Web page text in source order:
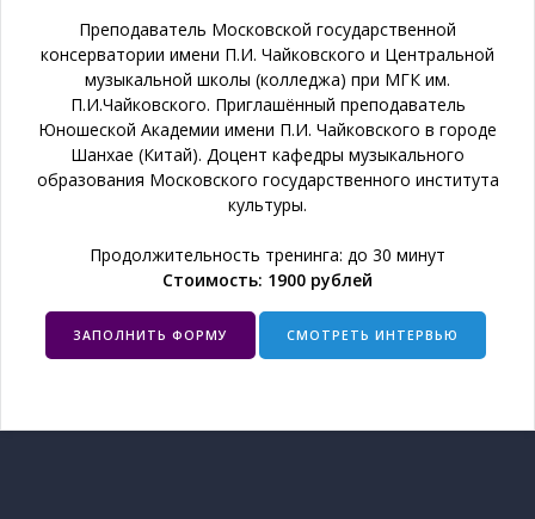
Преподаватель Московской государственной
консерватории имени П.И. Чайковского и Центральной
музыкальной школы (колледжа) при МГК им.
П.И.Чайковского. Приглашённый преподаватель
Юношеской Академии имени П.И. Чайковского в городе
Шанхае (Китай). Доцент кафедры музыкального
образования Московского государственного института
культуры.
Продолжительность тренинга: до 30 минут
Стоимость: 1900 рублей
ЗАПОЛНИТЬ ФОРМУ СМОТРЕТЬ ИНТЕРВЬЮ